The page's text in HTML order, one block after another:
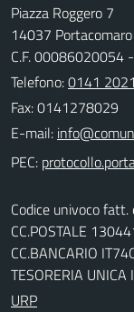
Piazza Roggero 7
14037 Portacomaro
C.F. 00086020054
Telefono:0141
Fax: 0141278029
E-mail:
PEC:
Codice univoco
CC.POSTALE
CC.BANCARIO
TESORERIA
URP